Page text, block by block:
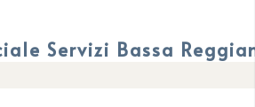
Servizi Bassa